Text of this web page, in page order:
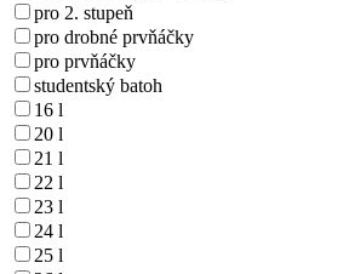
pro 2. stupeň
pro drobné prvňáčky
pro prvňáčky
studentský batoh
16 l
20 l
21 l
22 l
23 l
24 l
25 l